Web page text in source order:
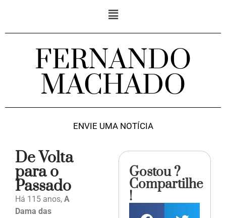
FERNANDO
MACHADO
ENVIE UMA NOTÍCIA
De Volta
para o
Passado
Há 115 anos, A
Dama das
Gostou ?
Compartilhe
!